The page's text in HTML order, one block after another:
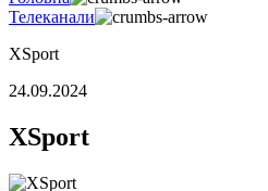
Телеканали
XSport
24.09.2024
XSport